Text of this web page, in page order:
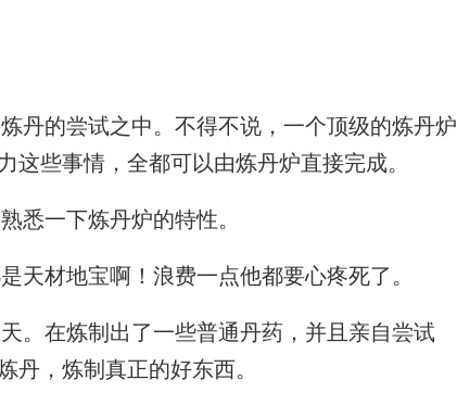
丹的尝试之中。不得不说，一个顶级的炼丹炉
些事情，全都可以由炼丹炉直接完成。
悉一下炼丹炉的特性。
材地宝啊！浪费一点他都要心疼死了。
。在炼制出了一些普通丹药，并且亲自尝试
丹，炼制真正的好东西。